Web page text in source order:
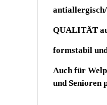
QUALITÄT
formstabil
Auch für
und Senioren